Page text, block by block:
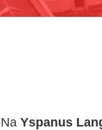
Na Yspanus